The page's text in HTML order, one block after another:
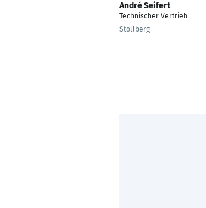
André Seifert
Technischer Vertrieb
Stollberg